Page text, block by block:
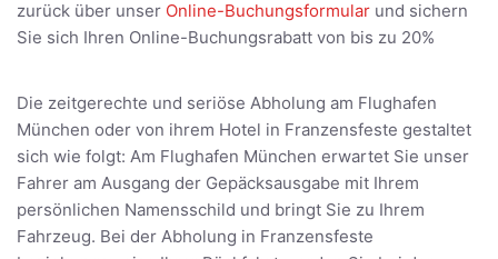
zurück über unser Online-Buchungsformular und sichern
Sie sich Ihren Online-Buchungsrabatt von bis zu 20%
Die zeitgerechte und seriöse Abholung am Flughafen
München oder von ihrem Hotel in Franzensfeste gestaltet
sich wie folgt: Am Flughafen München erwartet Sie unser
Fahrer am Ausgang der Gepäcksausgabe mit Ihrem
persönlichen Namensschild und bringt Sie zu Ihrem
Fahrzeug. Bei der Abholung in Franzensfeste